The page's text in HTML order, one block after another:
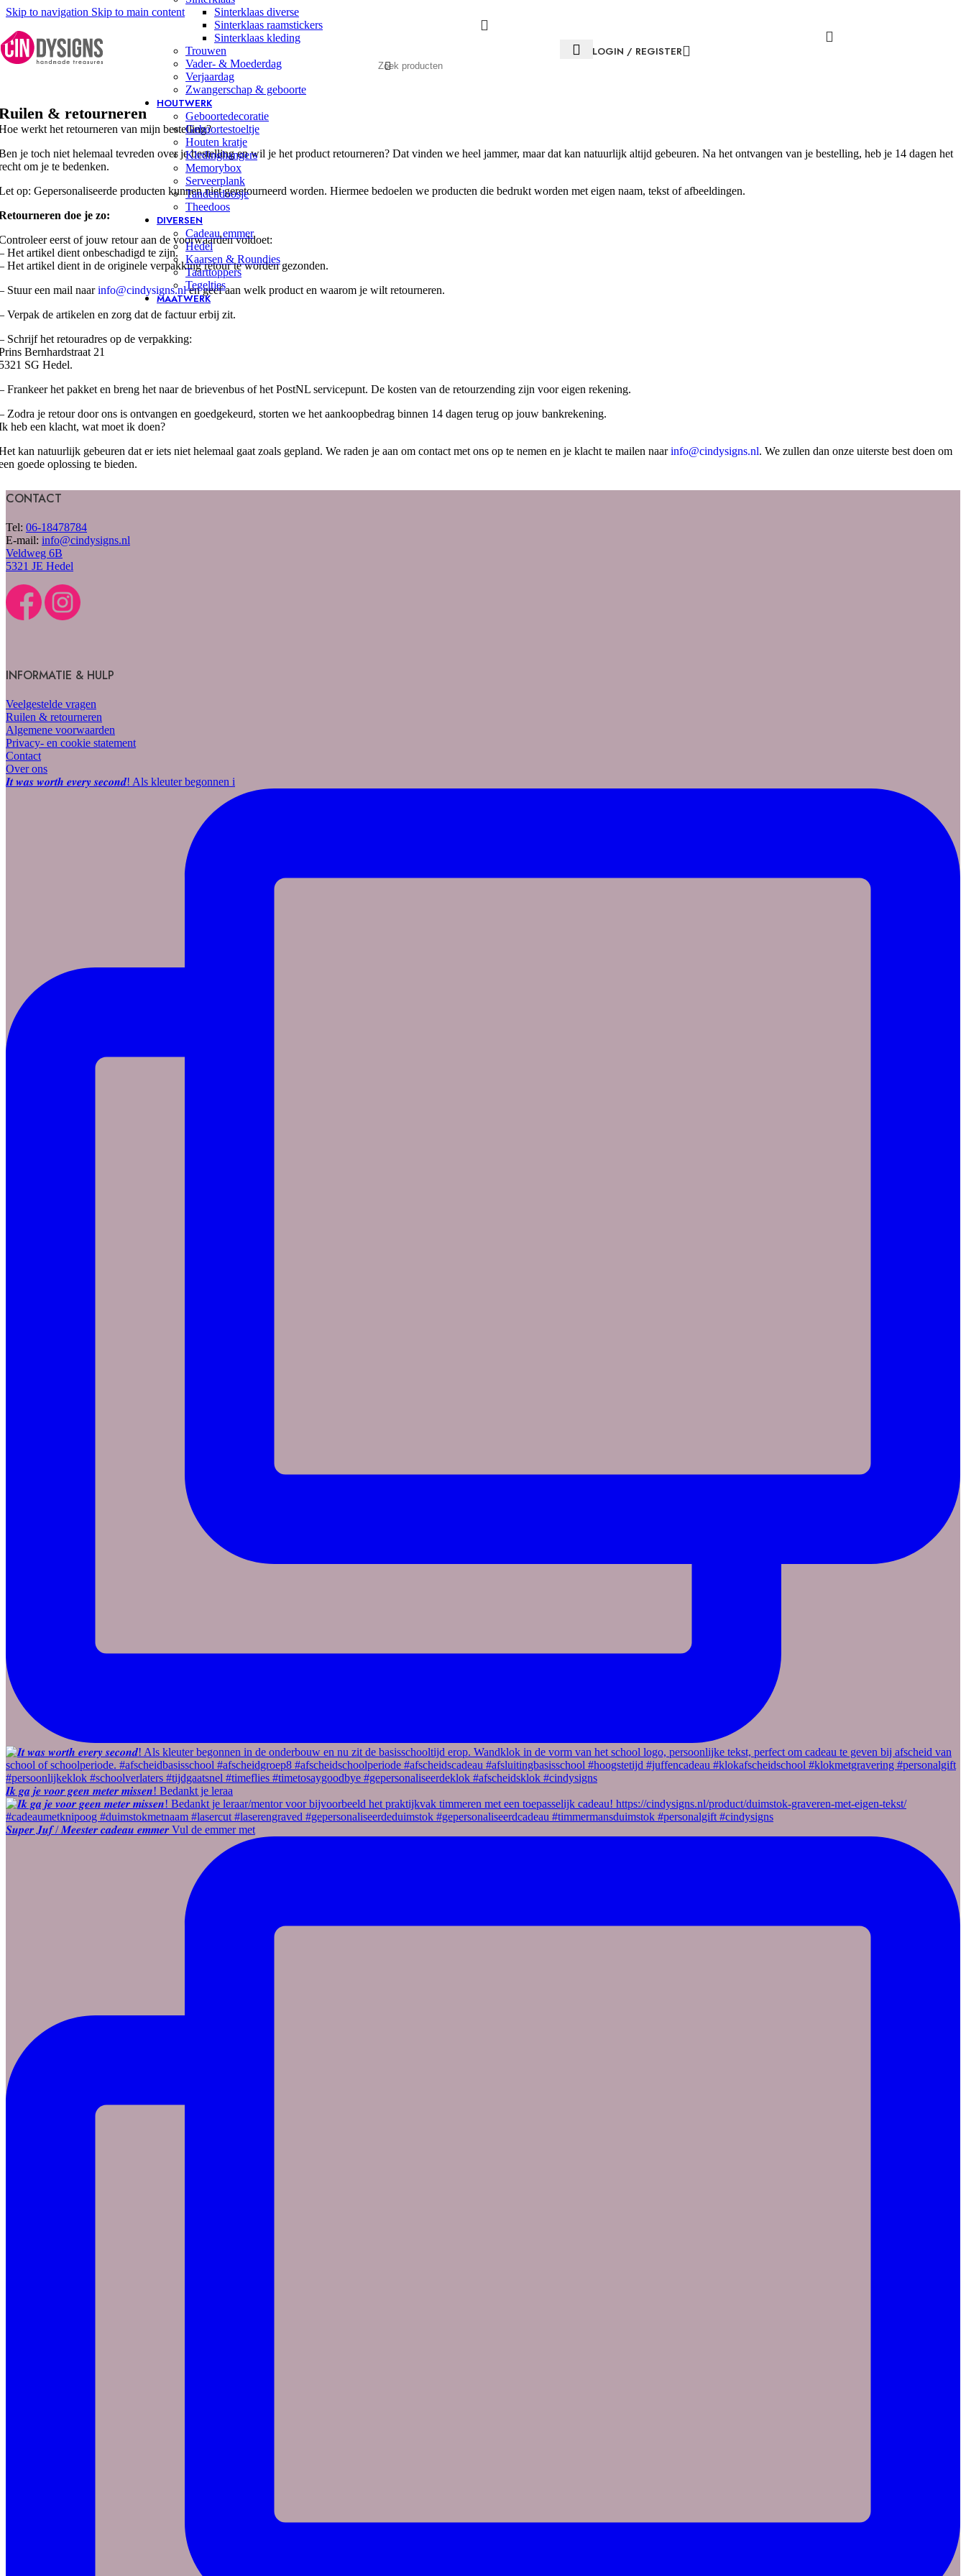
Skip to navigation Skip to main content
Sinterklaas diverse
Sinterklaas raamstickers
Sinterklaas kleding
Trouwen
Vader- & Moederdag
Verjaardag
Zwangerschap & geboorte
HOUTWERK
Geboortedecoratie
Geboortestoeltje
Houten kratje
Kledinghangers
Memorybox
Serveerplank
Tandendoosje
Theedoos
DIVERSEN
Cadeau emmer
Hedel
Kaarsen & Roundies
Taarttoppers
Tegeltjes
MAATWERK
LOGIN / REGISTER
& retourneren
werkt het retourneren van mijn bestelling?
je toch niet helemaal tevreden over je bestelling en wil je het product retourneren? Dat vinden we heel jammer, maar dat kan natuurlijk altijd gebeuren. Na het ontvangen van je bestelling, heb je 14 dagen het
om je te bedenken.
op: Gepersonaliseerde producten kunnen niet geretourneerd worden. Hiermee bedoelen we producten die bedrukt worden met eigen naam, tekst of afbeeldingen.
doe je zo:
eerst of jouw retour aan de voorwaarden voldoet:
Het artikel dient onbeschadigd te zijn.
Het artikel dient in de originele verpakking retour te worden gezonden.
Stuur een mail naarinfo@cindysigns.nlen geef aan welk product en waarom je wilt retourneren.
Verpak de artikelen en zorg dat de factuur erbij zit.
Schrijf het retouradres op de verpakking:
Bernhardstraat 21
SG Hedel.
Frankeer het pakket en breng het naar de brievenbus of het PostNL servicepunt. De kosten van de retourzending zijn voor eigen rekening.
Zodra je retour door ons is ontvangen en goedgekeurd, storten we het aankoopbedrag binnen 14 dagen terug op jouw bankrekening.
heb een klacht, wat moet ik doen?
kan natuurlijk gebeuren dat er iets niet helemaal gaat zoals gepland. We raden je aan om contact met ons op te nemen en je klacht te mailen naarinfo@cindysigns.nl. We zullen dan onze uiterste best doen om
goede oplossing te bieden.
CONTACT
Tel: 06-18478784
E-mail: info@cindysigns.nl
Veldweg 6B
5321 JE Hedel
INFORMATIE & HULP
Veelgestelde vragen
Ruilen & retourneren
Algemene voorwaarden
Privacy- en cookie statement
Contact
Over ons
𝑰𝒕 𝒘𝒂𝒔 𝒘𝒐𝒓𝒕𝒉 𝒆𝒗𝒆𝒓𝒚 𝒔𝒆𝒄𝒐𝒏𝒅! Als kleuter begonnen i
𝑰𝒌 𝒈𝒂 𝒋𝒆 𝒗𝒐𝒐𝒓 𝒈𝒆𝒆𝒏 𝒎𝒆𝒕𝒆𝒓 𝒎𝒊𝒔𝒔𝒆𝒏! Bedankt je leraa
𝑺𝒖𝒑𝒆𝒓 𝑱𝒖𝒇 / 𝑴𝒆𝒆𝒔𝒕𝒆𝒓 𝒄𝒂𝒅𝒆𝒂𝒖 𝒆𝒎𝒎𝒆𝒓 Vul de emmer met